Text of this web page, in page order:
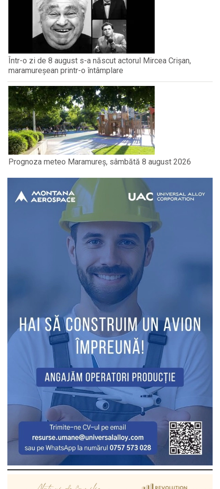
Într-o zi de 8 august s-a născut actorul Mircea Crișan,
maramureșean printr-o întâmplare
Prognoza meteo Maramureș, sâmbătă 8 august 2026